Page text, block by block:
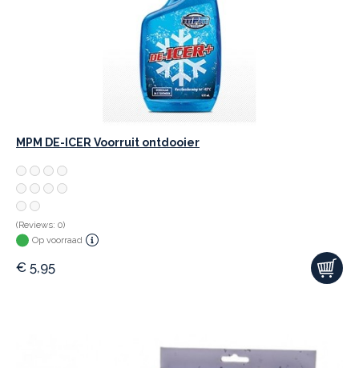
MPM DE-ICER Voorruit ontdooier
(Reviews: 0)
Op voorraad
€ 5,95